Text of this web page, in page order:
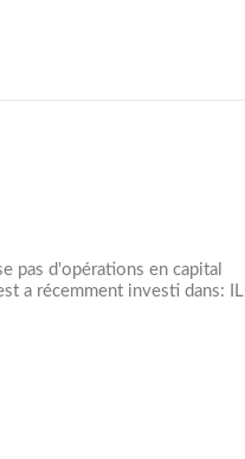
pas d'opérations en capital
a récemment investi dans: IL